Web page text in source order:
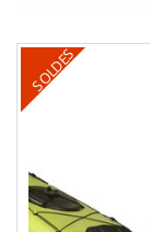
SOLDES